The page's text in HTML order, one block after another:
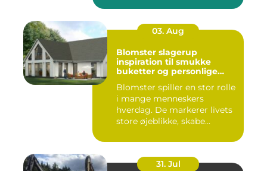
03. Aug
Blomster slagerup
inspiration til smukke
buketter og personlige
Blomster spiller en stor rolle
i mange menneskers
hverdag. De markerer livets
store øjeblikke, skabe...
31. Jul